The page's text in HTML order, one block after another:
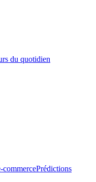
du quotidien
commercePrédictions